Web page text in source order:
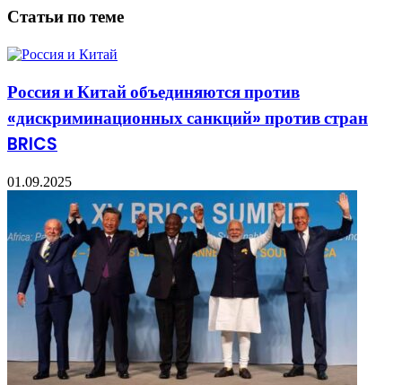
Статьи по теме
Россия и Китай объединяются против
«дискриминационных санкций» против стран
BRICS
01.09.2025